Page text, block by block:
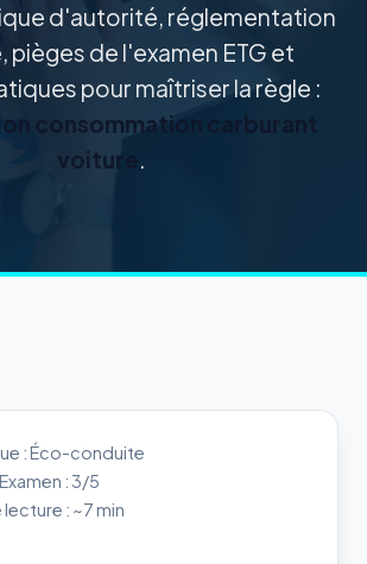
d'autorité, réglementation
pièges de l'examen ETG et
pour maîtriser la règle :
consommation carburant
voiture
.
: Éco-conduite
: 3/5
: ~7 min